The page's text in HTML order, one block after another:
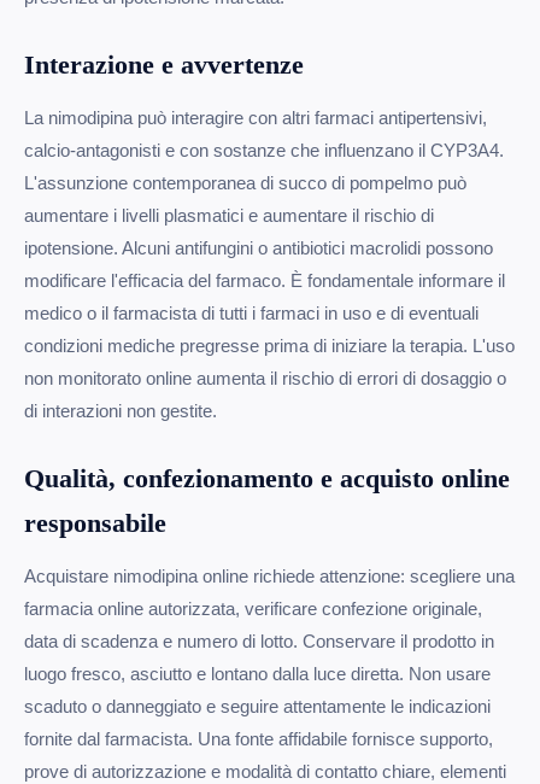
Interazione e avvertenze
La nimodipina può interagire con altri farmaci antipertensivi,
calcio-antagonisti e con sostanze che influenzano il CYP3A4.
L'assunzione contemporanea di succo di pompelmo può
aumentare i livelli plasmatici e aumentare il rischio di
ipotensione. Alcuni antifungini o antibiotici macrolidi possono
modificare l'efficacia del farmaco. È fondamentale informare il
medico o il farmacista di tutti i farmaci in uso e di eventuali
condizioni mediche pregresse prima di iniziare la terapia. L'uso
non monitorato online aumenta il rischio di errori di dosaggio o
di interazioni non gestite.
Qualità, confezionamento e acquisto online
responsabile
Acquistare nimodipina online richiede attenzione: scegliere una
farmacia online autorizzata, verificare confezione originale,
data di scadenza e numero di lotto. Conservare il prodotto in
luogo fresco, asciutto e lontano dalla luce diretta. Non usare
scaduto o danneggiato e seguire attentamente le indicazioni
fornite dal farmacista. Una fonte affidabile fornisce supporto,
prove di autorizzazione e modalità di contatto chiare, elementi